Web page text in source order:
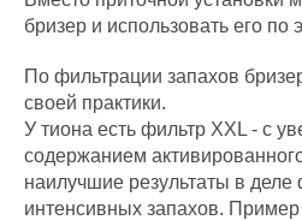
бризер и использовать его по
По фильтрации запахов
своей практики.
У тиона есть фильтр XXL - с
содержанием
наилучшие результаты в деле
интенсивных запахов.